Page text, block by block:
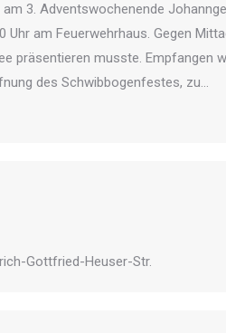
3. Adventswochenende
am Feuerwehrhaus. Gegen
präsentieren musste. Empfangen
des Schwibbogenfestes, zu…
Gottfried-Heuser-Str.